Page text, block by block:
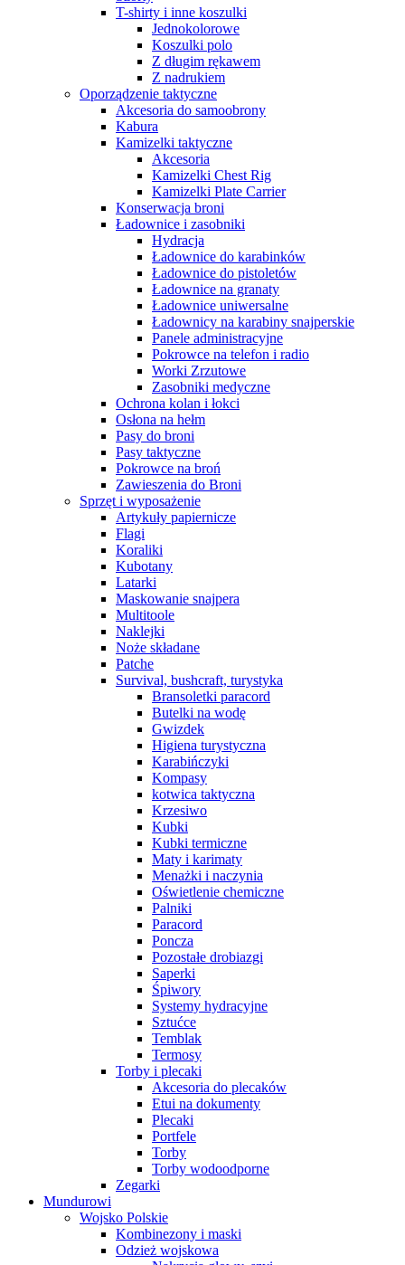
T-shirty i inne koszulki
Jednokolorowe
Koszulki polo
Z długim rękawem
Z nadrukiem
Oporządzenie taktyczne
Akcesoria do samoobrony
Kabura
Kamizelki taktyczne
Akcesoria
Kamizelki Chest Rig
Kamizelki Plate Carrier
Konserwacja broni
Ładownice i zasobniki
Hydracja
Ładownice do karabinków
Ładownice do pistoletów
Ładownice na granaty
Ładownice uniwersalne
Ładownicy na karabiny snajperskie
Panele administracyjne
Pokrowce na telefon i radio
Worki Zrzutowe
Zasobniki medyczne
Ochrona kolan i łokci
Osłona na hełm
Pasy do broni
Pasy taktyczne
Pokrowce na broń
Zawieszenia do Broni
Sprzęt i wyposażenie
Artykuły papiernicze
Flagi
Koraliki
Kubotany
Latarki
Maskowanie snajpera
Multitoole
Naklejki
Noże składane
Patche
Survival, bushcraft, turystyka
Bransoletki paracord
Butelki na wodę
Gwizdek
Higiena turystyczna
Karabińczyki
Kompasy
kotwica taktyczna
Krzesiwo
Kubki
Kubki termiczne
Maty i karimaty
Menażki i naczynia
Oświetlenie chemiczne
Palniki
Paracord
Poncza
Pozostałe drobiazgi
Saperki
Śpiwory
Systemy hydracyjne
Sztućce
Temblak
Termosy
Torby i plecaki
Akcesoria do plecaków
Etui na dokumenty
Plecaki
Portfele
Torby
Torby wodoodporne
Zegarki
Mundurowi
Wojsko Polskie
Kombinezony i maski
Odzież wojskowa